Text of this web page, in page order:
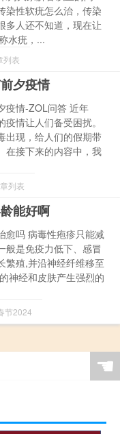
染性软疣怎么治，传染
多人还不知道，现在让
水疣，...
列表
夕疫情
疫情-ZOL问答 近年
疫情让人们备受困扰。
出现，给人们的假期带
在接下来的内容中，我
列表
能好啊
愈吗 病毒性疱疹只能减
般是免疫力低下、感冒
繁殖,并沿神经纤维移至
神经和皮肤产生强烈的
节2024
☚